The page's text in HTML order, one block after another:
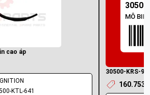
cao áp
KTL-641
MÔ BIN
30500-KRS-
160.753